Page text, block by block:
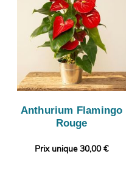
Anthurium Flamingo
Rouge
Prix unique 30,00 €